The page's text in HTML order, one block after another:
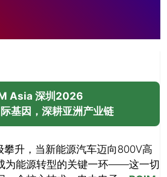
Asia 深圳2026
基因，深耕亚洲产业链
攀升，当新能源汽车迈向800V高
为能源转型的关键一环——这一切